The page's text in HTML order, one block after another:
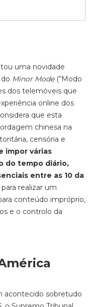
uma novidade
Minor Mode (“Modo
dos telemóveis que
online dos
que esta
chinesa na
censória e
impor várias
do tempo diário,
entre as 10 da
realizar um
conteúdo impróprio,
e o controlo da
acontecido sobretudo